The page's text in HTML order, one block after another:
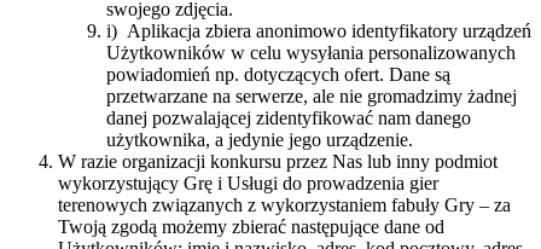
swojego zdjęcia.
i) Aplikacja zbiera anonimowo identyfikatory urządzeń
Użytkowników w celu wysyłania personalizowanych
powiadomień np. dotyczących ofert. Dane są
przetwarzane na serwerze, ale nie gromadzimy żadnej
danej pozwalającej zidentyfikować nam danego
użytkownika, a jedynie jego urządzenie.​
W razie organizacji konkursu przez Nas lub inny podmiot
wykorzystujący Grę i Usługi do prowadzenia gier
terenowych związanych z wykorzystaniem fabuły Gry – za
Twoją zgodą możemy zbierać następujące dane od